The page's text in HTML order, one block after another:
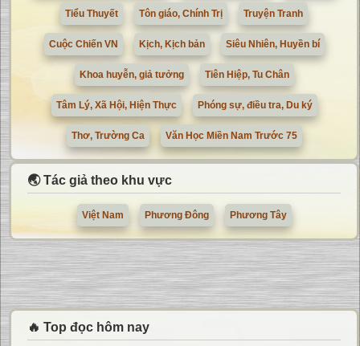
Tiểu Thuyết Tôn giáo, Chính Trị Truyện Tranh
Cuộc Chiến VN Kịch, Kịch bản Siêu Nhiên, Huyền bí
Khoa huyễn, giả tưởng Tiên Hiệp, Tu Chân
Tâm Lý, Xã Hội, Hiện Thực Phóng sự, điều tra, Du ký
Thơ, Trường Ca Văn Học Miền Nam Trước 75
🌏 Tác giả theo khu vực
Việt Nam Phương Đông Phương Tây
🔥 Top đọc hôm nay